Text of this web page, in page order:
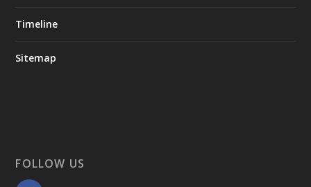
Timeline
Sitemap
FOLLOW US